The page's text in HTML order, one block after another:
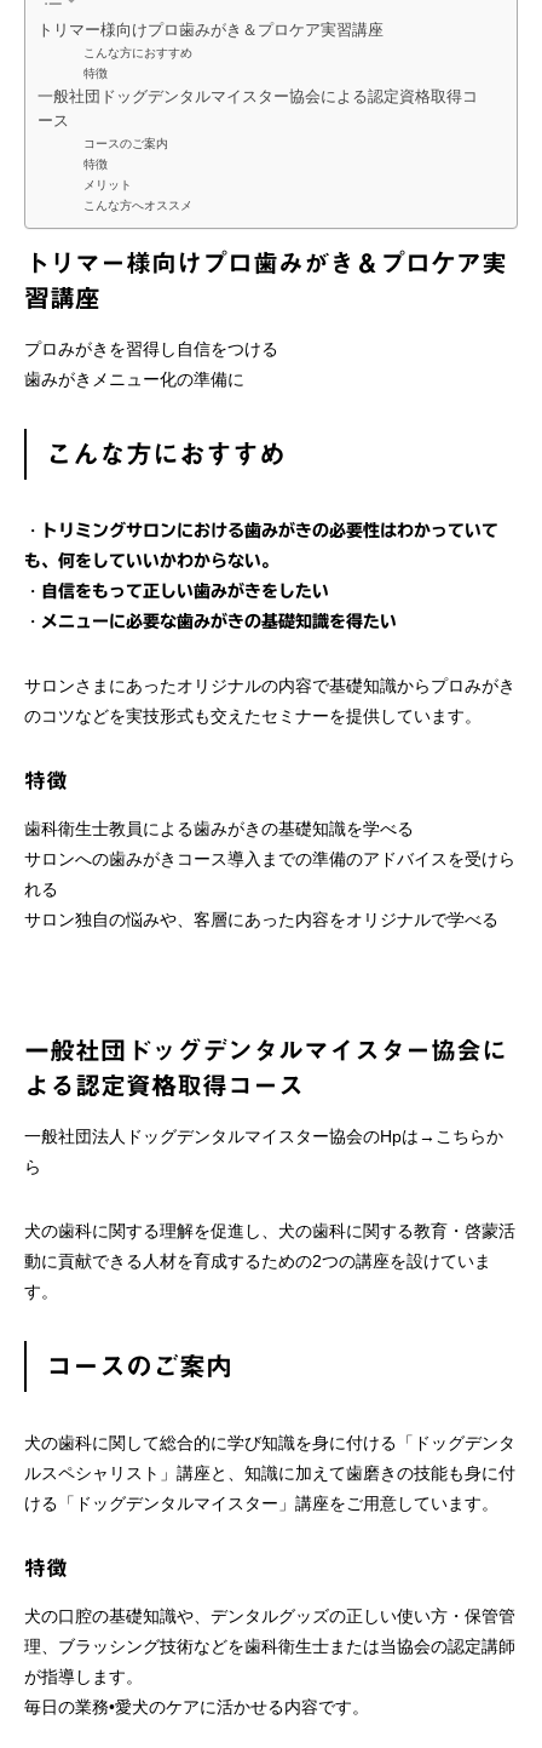
トリマー様向けプロ歯みがき＆プロケア実習講座
こんな方におすすめ
特徴
一般社団ドッグデンタルマイスター協会による認定資格取得コ
ース
コースのご案内
特徴
メリット
こんな方へオススメ
トリマー様向けプロ歯みがき＆プロケア実
習講座
プロみがきを習得し自信をつける
歯みがきメニュー化の準備に
こんな方におすすめ
・
トリミングサロンにおける歯みがきの必要性はわかっていて
も、何をしていいかわからない。
・ 自信をもって正しい歯みがきをしたい
・ メニューに必要な歯みがきの基礎知識を得たい
サロンさまにあったオリジナルの内容で基礎知識からプロみがき
のコツなどを実技形式も交えたセミナーを提供しています。
特徴
歯科衛生士教員による歯みがきの基礎知識を学べる
サロンへの歯みがきコース導入までの準備のアドバイスを受けら
れる
サロン独自の悩みや、客層にあった内容をオリジナルで学べる
一般社団ドッグデンタルマイスター協会に
よる認定資格取得コース
一般社団法人ドッグデンタルマイスター協会のHpは→ こちらか
ら
犬の歯科に関する理解を促進し、犬の歯科に関する教育・啓蒙活
動に貢献できる人材を育成するための2つの講座を設けていま
す。
コースのご案内
犬の歯科に関して総合的に学び知識を身に付ける「ドッグデンタ
ルスペシャリスト」講座と、知識に加えて歯磨きの技能も身に付
ける「ドッグデンタルマイスター」講座をご用意しています。
特徴
犬の口腔の基礎知識や、デンタルグッズの正しい使い方・保管管
理、ブラッシング技術などを歯科衛生士または当協会の認定講師
が指導します。
毎日の業務•愛犬のケアに活かせる内容です。